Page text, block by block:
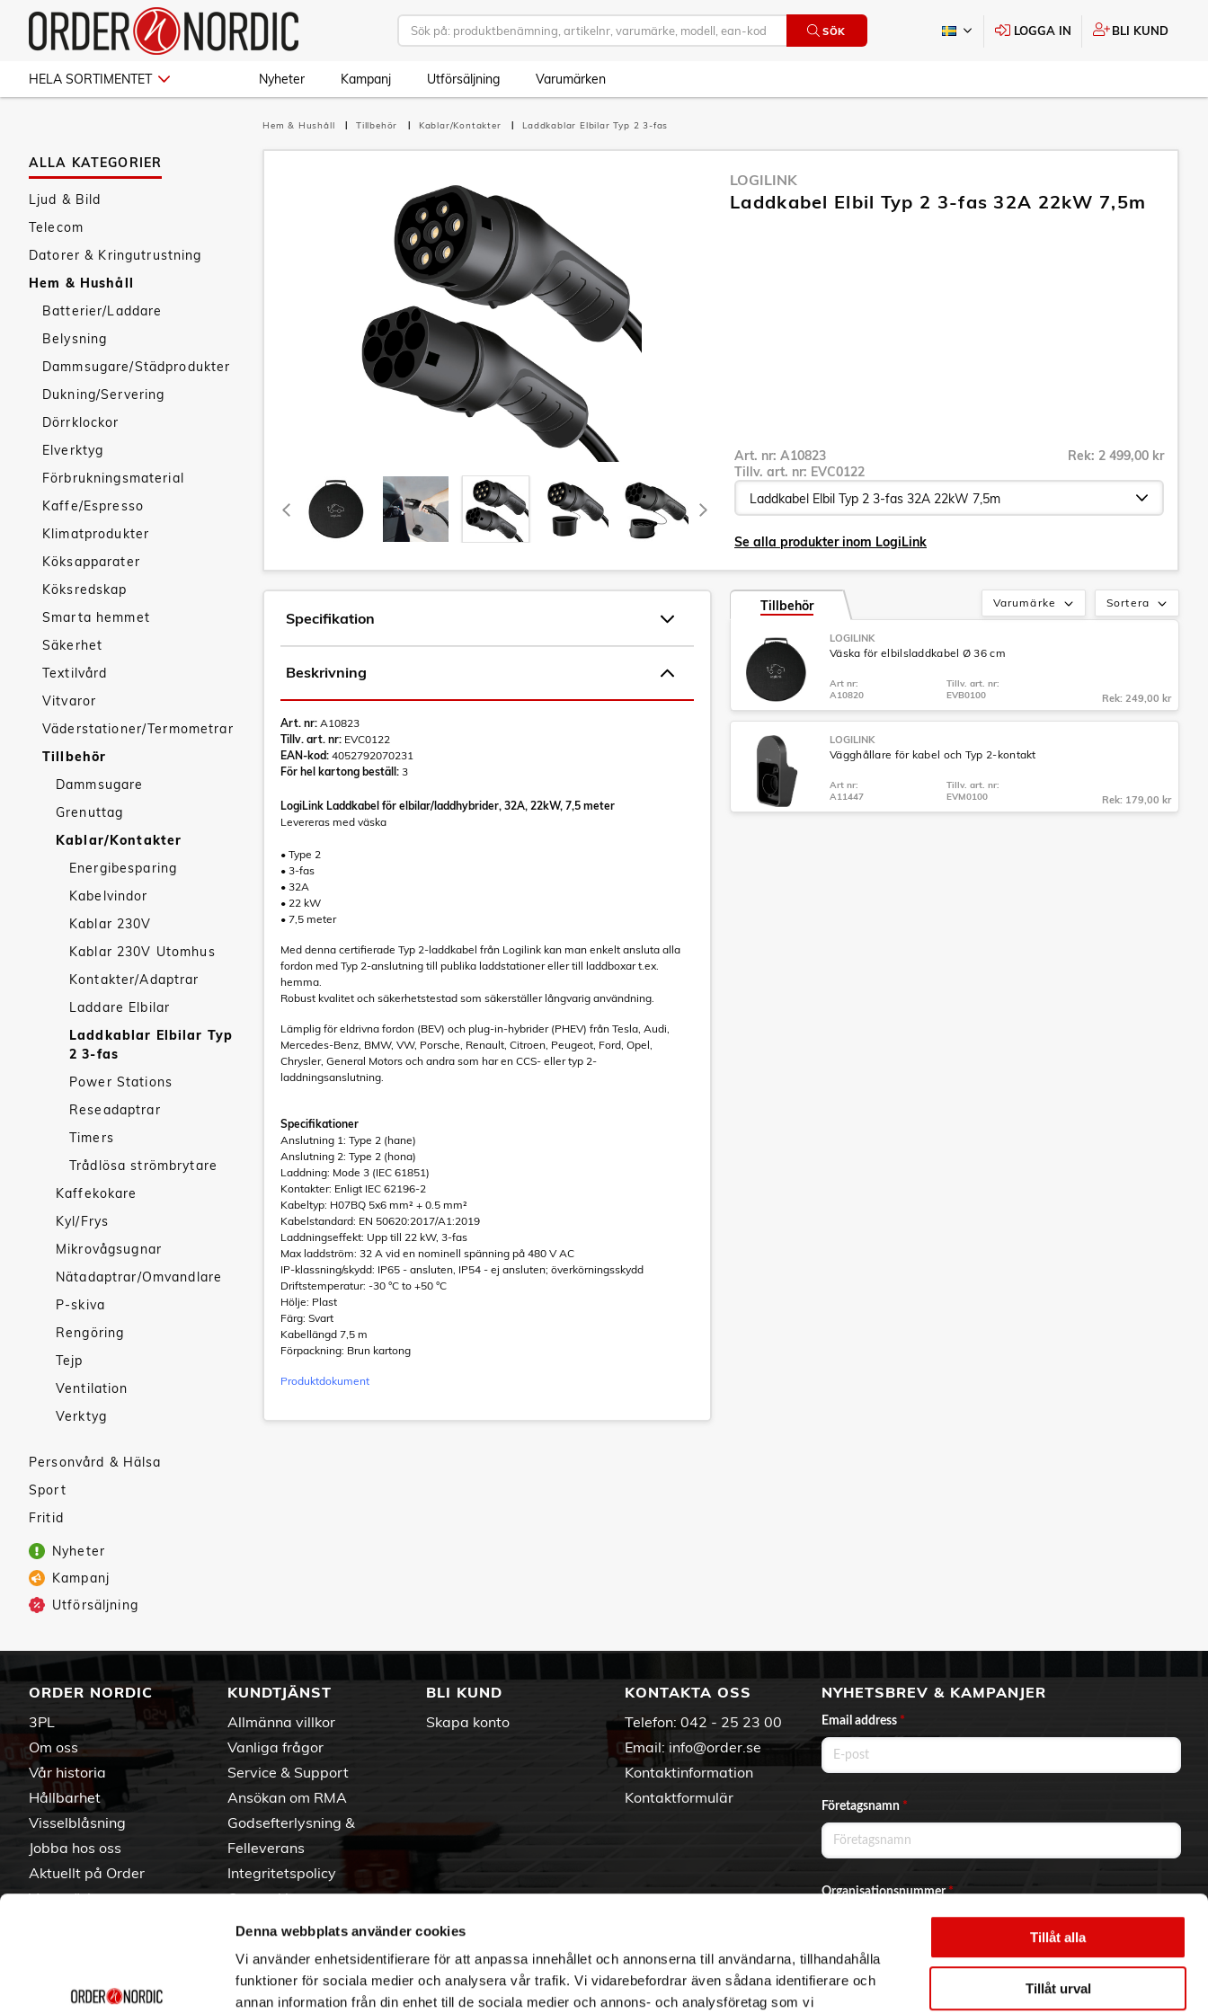
Denna webbplats använder cookies
Vi använder enhetsidentifierare för att anpassa innehållet och annonserna till användarna, tillhandahålla
funktioner för sociala medier och analysera vår trafik. Vi vidarebefordrar även sådana identifierare och
annan information från din enhet till de sociala medier och annons- och analysföretag som vi
Tillåt alla
Tillåt urval
SÖK LOGGA IN BLI KUND
HELA SORTIMENTET Nyheter Kampanj Utförsäljning Varumärken
ALLA KATEGORIER
Ljud & Bild
Telecom
Datorer & Kringutrustning
Hem & Hushåll
Batterier/Laddare
Belysning
Dammsugare/Städprodukter
Dukning/Servering
Dörrklockor
Elverktyg
Förbrukningsmaterial
Kaffe/Espresso
Klimatprodukter
Köksapparater
Köksredskap
Smarta hemmet
Säkerhet
Textilvård
Vitvaror
Väderstationer/Termometrar
Tillbehör
Dammsugare
Grenuttag
Kablar/Kontakter
Energibesparing
Kabelvindor
Kablar 230V
Kablar 230V Utomhus
Kontakter/Adaptrar
Laddare Elbilar
Laddkablar Elbilar Typ
2 3-fas
Power Stations
Reseadaptrar
Timers
Trådlösa strömbrytare
Kaffekokare
Kyl/Frys
Mikrovågsugnar
Nätadaptrar/Omvandlare
P-skiva
Rengöring
Tejp
Ventilation
Verktyg
Personvård & Hälsa
Sport
Fritid
Nyheter
Kampanj
Utförsäljning
Hem & Hushåll Tillbehör Kablar/Kontakter Laddkablar Elbilar Typ 2 3-fas
LOGILINK
Laddkabel Elbil Typ 2 3-fas 32A 22kW 7,5m
Art. nr: A10823
Tillv. art. nr: EVC0122
Rek: 2 499,00 kr
Se alla produkter inom LogiLink
Specifikation
Beskrivning
Art. nr: A10823
Tillv. art. nr: EVC0122
EAN-kod: 4052792070231
För hel kartong beställ: 3
LogiLink Laddkabel för elbilar/laddhybrider, 32A, 22kW, 7,5 meter
Levereras med väska
• Type 2
• 3-fas
• 32A
• 22 kW
• 7,5 meter
Med denna certifierade Typ 2-laddkabel från Logilink kan man enkelt ansluta alla
fordon med Typ 2-anslutning till publika laddstationer eller till laddboxar t.ex.
hemma.
Robust kvalitet och säkerhetstestad som säkerställer långvarig användning.
Lämplig för eldrivna fordon (BEV) och plug-in-hybrider (PHEV) från Tesla, Audi,
Mercedes-Benz, BMW, VW, Porsche, Renault, Citroen, Peugeot, Ford, Opel,
Chrysler, General Motors och andra som har en CCS- eller typ 2-
laddningsanslutning.
Specifikationer
Anslutning 1: Type 2 (hane)
Anslutning 2: Type 2 (hona)
Laddning: Mode 3 (IEC 61851)
Kontakter: Enligt IEC 62196-2
Kabeltyp: H07BQ 5x6 mm² + 0.5 mm²
Kabelstandard: EN 50620:2017/A1:2019
Laddningseffekt: Upp till 22 kW, 3-fas
Max laddström: 32 A vid en nominell spänning på 480 V AC
IP-klassning/skydd: IP65 - ansluten, IP54 - ej ansluten; överkörningsskydd
Driftstemperatur: -30 °C to +50 °C
Hölje: Plast
Färg: Svart
Kabellängd 7,5 m
Förpackning: Brun kartong
Produktdokument
Sortera
Varumärke
Tillbehör
LOGILINK
Väska för elbilsladdkabel Ø 36 cm
Art nr:
A10820
Tillv. art. nr:
EVB0100
Rek: 249,00 kr
LOGILINK
Vägghållare för kabel och Typ 2-kontakt
Art nr:
A11447
Tillv. art. nr:
EVM0100
Rek: 179,00 kr
ORDER NORDIC
3PL
Om oss
Vår historia
Hållbarhet
Visselblåsning
Jobba hos oss
Aktuellt på Order
Varumärken
KUNDTJÄNST
Allmänna villkor
Vanliga frågor
Service & Support
Ansökan om RMA
Godsefterlysning &
Felleverans
Integritetspolicy
Om cookies
BLI KUND
Skapa konto
KONTAKTA OSS
Telefon: 042 - 25 23 00
Email: info@order.se
Kontaktinformation
Kontaktformulär
NYHETSBREV & KAMPANJER
Email address *
Företagsnamn *
Organisationsnummer*
Ja, jag vill prenumerera på nyhetsbrevet.